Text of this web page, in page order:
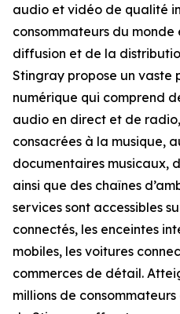
audio et vidéo de qualité
consommateurs du monde
diffusion et de la
Stingray propose un vaste
numérique qui comprend
audio en direct et de
consacrées à la musique,
documentaires musicaux,
ainsi que des chaînes
services sont accessibles
connectés, les enceintes
mobiles, les voitures
commerces de détail.
millions de